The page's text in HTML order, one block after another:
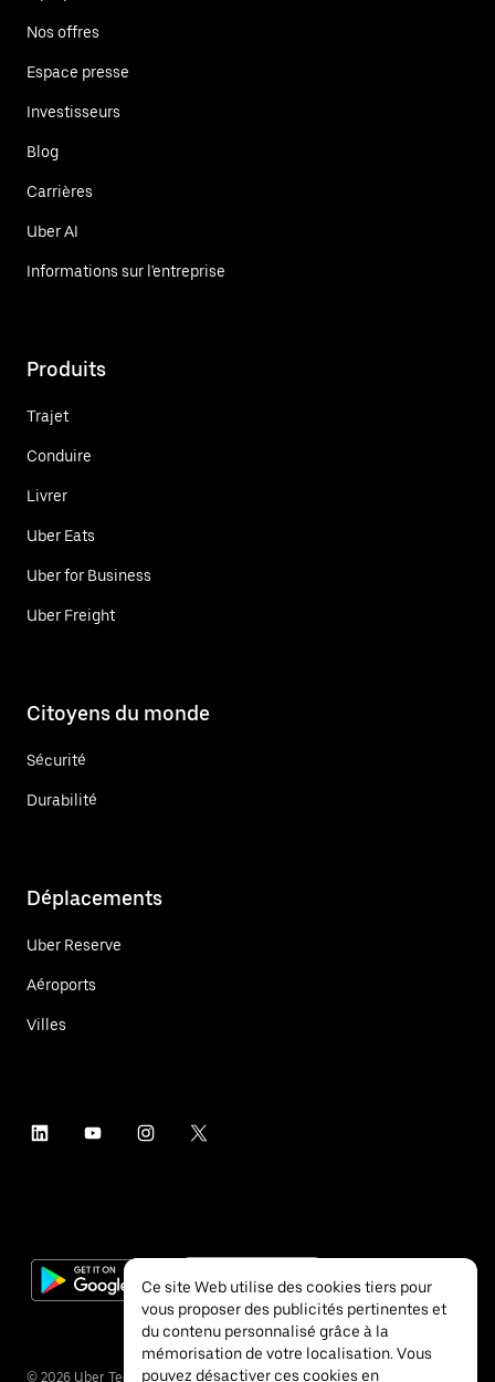
Nos offres
Espace presse
Investisseurs
Blog
Carrières
Uber AI
Informations sur l'entreprise
Produits
Trajet
Conduire
Livrer
Uber Eats
Uber for Business
Uber Freight
Citoyens du monde
Sécurité
Durabilité
Déplacements
Uber Reserve
Aéroports
Villes
© 2026 Uber Technologies Inc.
Ce site Web utilise des cookies tiers pour
vous proposer des publicités pertinentes et
du contenu personnalisé grâce à la
mémorisation de votre localisation. Vous
pouvez désactiver ces cookies en